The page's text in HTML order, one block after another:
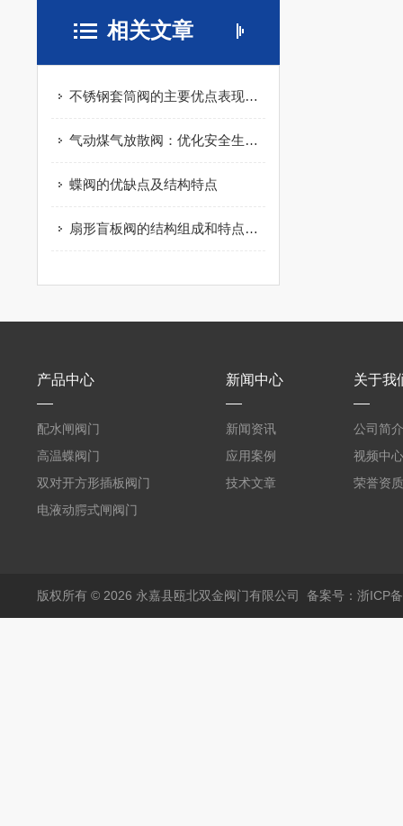
相关文章
不锈钢套筒阀的主要优点表现在哪里呢？
气动煤气放散阀：优化安全生产的设备
蝶阀的优缺点及结构特点
扇形盲板阀的结构组成和特点你知道吗？
产品中心
配水闸阀门
高温蝶阀门
双对开方形插板阀门
电液动腭式闸阀门
新闻中心
新闻资讯
应用案例
技术文章
关于我
公司简介
视频中心
荣誉资质
版权所有 © 2026 永嘉县瓯北双金阀门有限公司 备案号：浙ICP